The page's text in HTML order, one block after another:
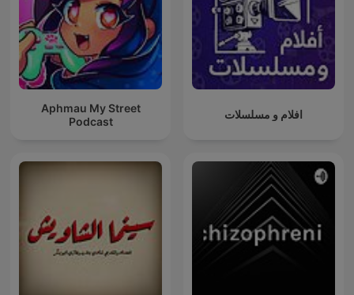
Aphmau My Street
Podcast
افلام و مسلسلات